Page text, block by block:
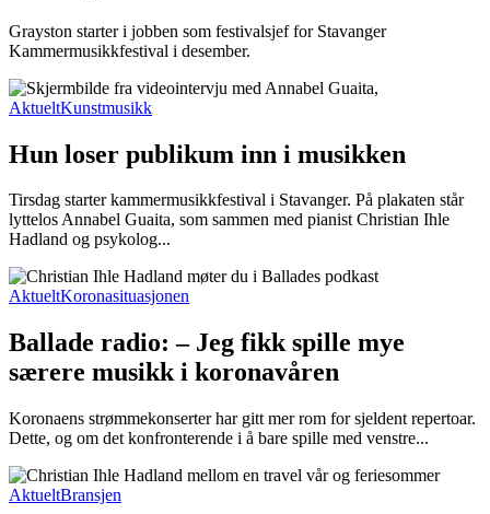
Grayston starter i jobben som festivalsjef for Stavanger
Kammermusikkfestival i desember.
AktueltKunstmusikk
Hun loser publikum inn i musikken
Tirsdag starter kammermusikkfestival i Stavanger. På plakaten står
lyttelos Annabel Guaita, som sammen med pianist Christian Ihle
Hadland og psykolog...
AktueltKoronasituasjonen
Ballade radio: – Jeg fikk spille mye
særere musikk i koronavåren
Koronaens strømmekonserter har gitt mer rom for sjeldent repertoar.
Dette, og om det konfronterende i å bare spille med venstre...
AktueltBransjen